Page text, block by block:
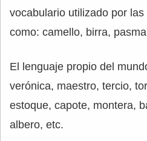
vocabulario utilizado por
como: camello, birra,
El lenguaje propio del
verónica, maestro, tercio,
estoque, capote, montera,
albero, etc.